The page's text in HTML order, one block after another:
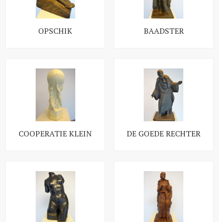
OPSCHIK BAADSTER
COOPERATIE KLEIN DE GOEDE RECHTER